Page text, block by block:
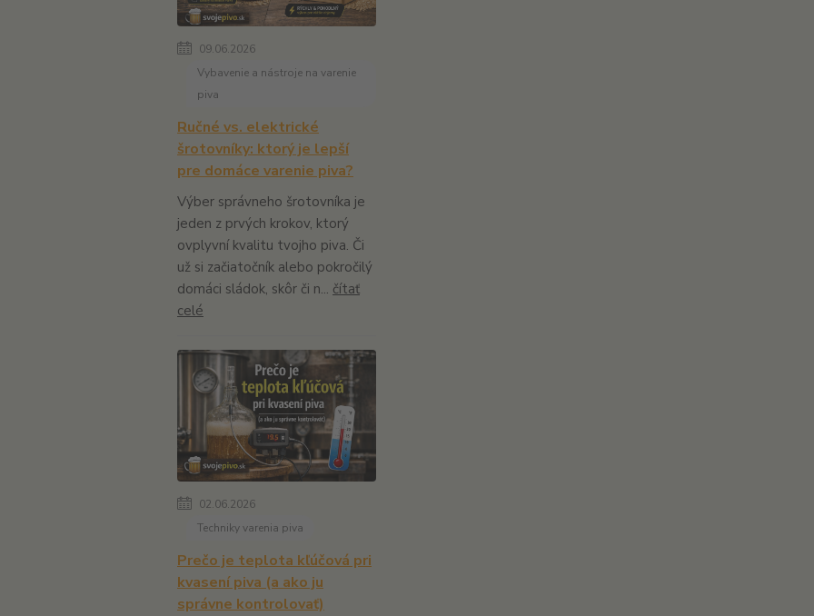
09.06.2026
Vybavenie a nástroje na varenie
piva
Ručné vs. elektrické
šrotovníky: ktorý je lepší
pre domáce varenie piva?
Výber správneho šrotovníka je
jeden z prvých krokov, ktorý
ovplyvní kvalitu tvojho piva. Či
už si začiatočník alebo pokročilý
domáci sládok, skôr či n... čítať
celé
02.06.2026
Techniky varenia piva
Prečo je teplota kľúčová pri
kvasení piva (a ako ju
správne kontrolovať)